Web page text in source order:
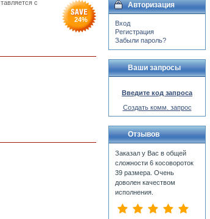
с
24%
Авторизация
Вход
Регистрация
Забыли пароль?
Ваши запросы
Введите код запроса
Создать комм. запрос
Отзывов
Заказал у Вас в общей
сложности 6 косовороток
39 размера. Очень
доволен качеством
исполнения.